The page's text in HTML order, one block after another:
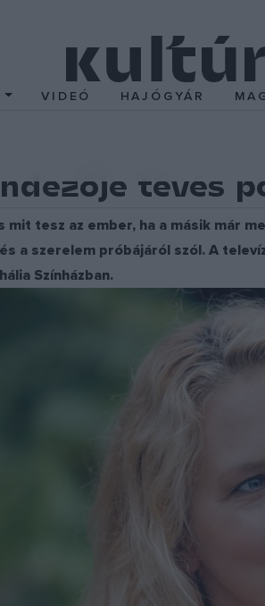
VIDEÓ HAJÓGYÁR
tévés
mit tesz az ember, ha a másik már
a szerelem próbájáról szól. A
Színházban.